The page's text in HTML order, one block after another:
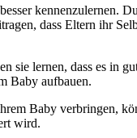
kennenzulernen.
dass Eltern ihr
sie lernen, dass es in
Baby aufbauen.
Baby verbringen,
wird.